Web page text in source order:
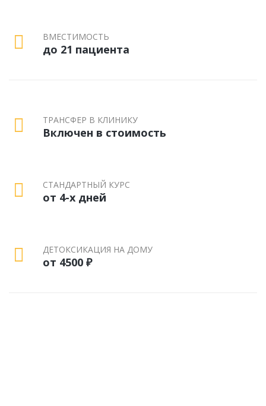
ВМЕСТИМОСТЬ
до 21 пациента
ТРАНСФЕР В КЛИНИКУ
Включен в стоимость
СТАНДАРТНЫЙ КУРС
от 4-х дней
ДЕТОКСИКАЦИЯ НА ДОМУ
от 4500 ₽